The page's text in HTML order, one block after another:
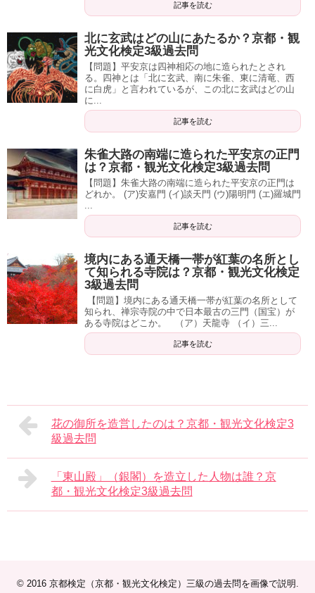
記事を読む
北に玄武はどの山にあたるか？京都・観
光文化検定3級過去問
【問題】平安京は四神相応の地に造られたとされ
る。四神とは「北に玄武、南に朱雀、東に清竜、西
に白虎」と言われているが、この北に玄武はどの山
に...
記事を読む
朱雀大路の南端に造られた平安京の正門
は？京都・観光文化検定3級過去問
【問題】朱雀大路の南端に造られた平安京の正門は
どれか。 (ア)安嘉門 (イ)談天門 (ウ)陽明門 (エ)羅城門
...
記事を読む
境内にある通天橋一帯が紅葉の名所とし
て知られる寺院は？京都・観光文化検定
3級過去問
【問題】境内にある通天橋一帯が紅葉の名所として
知られ、禅宗寺院の中で日本最古の三門（国宝）が
ある寺院はどこか。 （ア）天龍寺 （イ）三...
記事を読む
花の御所を造営したのは？京都・観光文化検定3
級過去問
「東山殿」（銀閣）を造立した人物は誰？京
都・観光文化検定3級過去問
© 2016 京都検定（京都・観光文化検定）三級の過去問を画像で説明 .